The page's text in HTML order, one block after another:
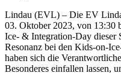
Lindau (EVL) – Die EV
03. Oktober 2023, von 13:30
Ice- & Integration-Day dieser
Resonanz bei den Kids-on-
haben sich die
Besonderes einfallen lassen,